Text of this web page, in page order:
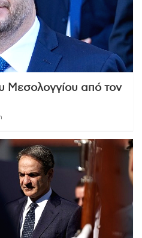
Μεσολογγίου από τον